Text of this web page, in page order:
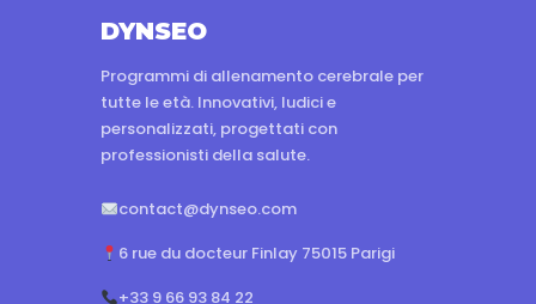
DYNSEO
Programmi di allenamento cerebrale per
tutte le età. Innovativi, ludici e
personalizzati, progettati con
professionisti della salute.
contact@dynseo.com
6 rue du docteur Finlay 75015 Parigi
+33 9 66 93 84 22